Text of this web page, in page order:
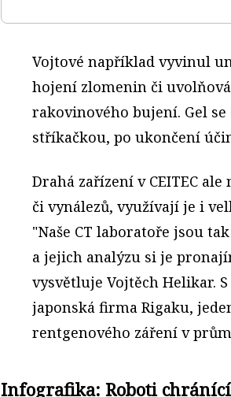
Vojtové například vyvinul
hojení zlomenin či
rakovinového bujení. Gel
stříkačkou, po ukončení
Drahá zařízení v CEITEC
či vynálezů, využívají je i
"Naše CT laboratoře jsou
a jejich analýzu si je
vysvětluje Vojtěch Helikar.
japonská firma Rigaku,
rentgenového záření v
Infografika: Roboti